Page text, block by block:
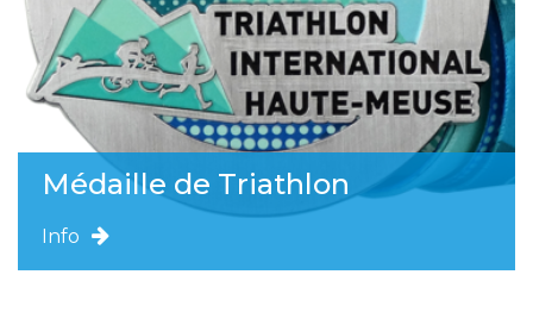
Médaille de Triathlon
Info